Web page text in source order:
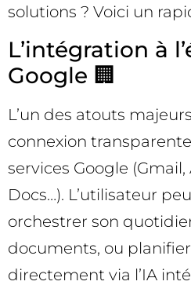
solutions ? Voici un
L’intégration à
Google 🏢
L’un des atouts
connexion
services Google
Docs…). L’utilisateur
orchestrer son
documents, ou
directement via l’IA